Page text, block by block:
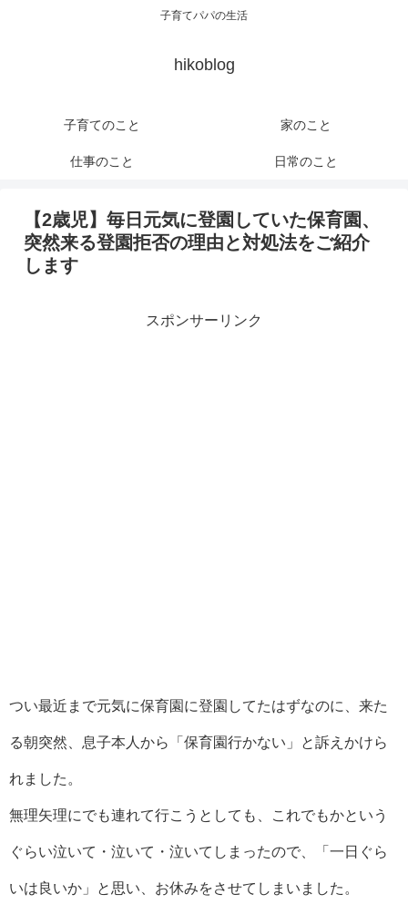
子育てパパの生活
hikoblog
子育てのこと 家のこと
仕事のこと 日常のこと
【2歳児】毎日元気に登園していた保育園、
突然来る登園拒否の理由と対処法をご紹介
します
スポンサーリンク
つい最近まで元気に保育園に登園してたはずなのに、来た
る朝突然、息子本人から「保育園行かない」と訴えかけら
れました。
無理矢理にでも連れて行こうとしても、これでもかという
ぐらい泣いて・泣いて・泣いてしまったので、「一日ぐら
いは良いか」と思い、お休みをさせてしまいました。